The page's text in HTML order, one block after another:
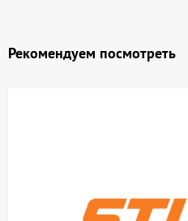
Рекомендуем посмотреть